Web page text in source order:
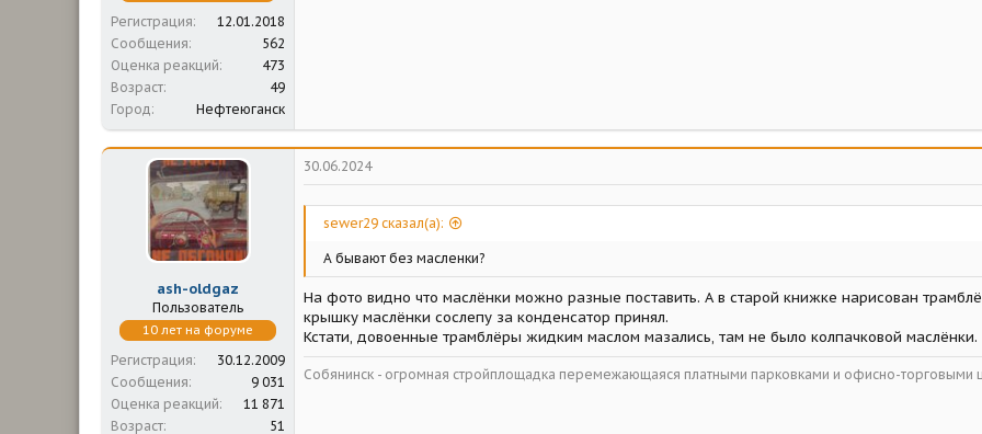
Регистрация
12.01.2018
Сообщения
562
Оценка реакций
473
Возраст
49
Город
Нефтеюганск
ash-oldgaz
Пользователь
10 лет на форуме
Регистрация
30.12.2009
Сообщения
9 031
Оценка реакций
11 871
Возраст
51
30.06.2024
sewer29 сказал(а):
А бывают без масленки?
На фото видно что маслёнки можно разные поставить. А в старой книжке нарисован
крышку маслёнки сослепу за конденсатор принял.
Кстати, довоенные трамблёры жидким маслом мазались, там не было колпачковой маслёнки.
Собянинск - огромная стройплощадка перемежающаяся платными парковками и офисно-торговыми